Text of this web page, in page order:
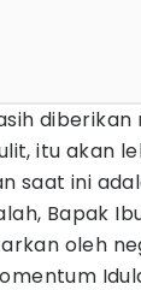
itu akan
saat ini
Bapak
oleh